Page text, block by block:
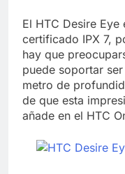
El HTC Desire
certificado IPX 7,
hay que
puede soportar
metro de
de que esta
añade en el HTC